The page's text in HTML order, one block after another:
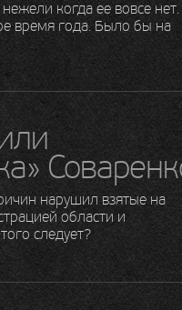
когда ее вовсе нет.
время года. Было бы на
нарушил взятые на
области и
следует?